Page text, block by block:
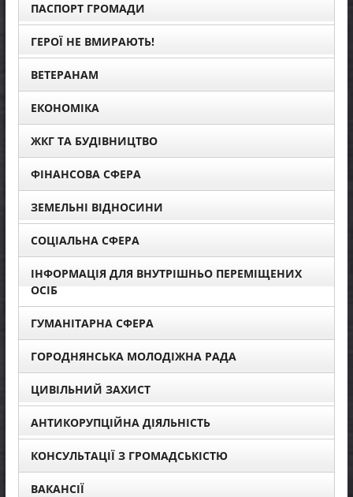
ПАСПОРТ ГРОМАДИ
ГЕРОЇ НЕ ВМИРАЮТЬ!
ВЕТЕРАНАМ
ЕКОНОМІКА
ЖКГ ТА БУДІВНИЦТВО
ФІНАНСОВА СФЕРА
ЗЕМЕЛЬНІ ВІДНОСИНИ
СОЦІАЛЬНА СФЕРА
ІНФОРМАЦІЯ ДЛЯ ВНУТРІШНЬО ПЕРЕМІЩЕНИХ
ОСІБ
ГУМАНІТАРНА СФЕРА
ГОРОДНЯНСЬКА МОЛОДІЖНА РАДА
ЦИВІЛЬНИЙ ЗАХИСТ
АНТИКОРУПЦІЙНА ДІЯЛЬНІСТЬ
КОНСУЛЬТАЦІЇ З ГРОМАДСЬКІСТЮ
ВАКАНСІЇ